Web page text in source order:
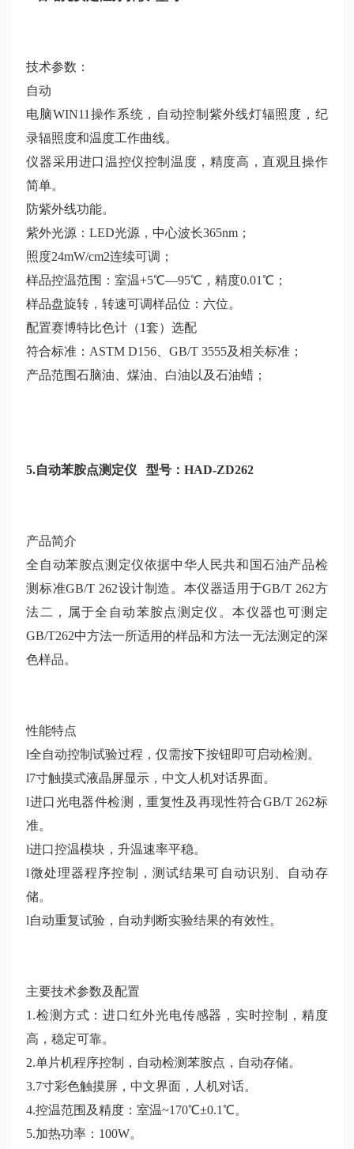
技术参数：
自动
电脑WIN11操作系统，自动控制紫外线灯辐照度，纪
录辐照度和温度工作曲线。
仪器采用进口温控仪控制温度，精度高，直观且操作
简单。
防紫外线功能。
紫外光源：LED光源，中心波长365nm；
照度24mW/cm2连续可调；
样品控温范围：室温+5℃—95℃，精度0.01℃；
样品盘旋转，转速可调样品位：六位。
配置赛博特比色计（1套）选配
符合标准：ASTM D156、GB/T 3555及相关标准；
产品范围石脑油、煤油、白油以及石油蜡；
5.自动苯胺点测定仪 型号：HAD-ZD262
产品简介
全自动苯胺点测定仪依据中华人民共和国石油产品检
测标准GB/T 262设计制造。本仪器适用于GB/T 262方
法二，属于全自动苯胺点测定仪。本仪器也可测定
GB/T262中方法一所适用的样品和方法一无法测定的深
色样品。
性能特点
l全自动控制试验过程，仅需按下按钮即可启动检测。
l7寸触摸式液晶屏显示，中文人机对话界面。
l进口光电器件检测，重复性及再现性符合GB/T 262标
准。
l进口控温模块，升温速率平稳。
l微处理器程序控制，测试结果可自动识别、自动存
储。
l自动重复试验，自动判断实验结果的有效性。
主要技术参数及配置
1.检测方式：进口红外光电传感器，实时控制，精度
高，稳定可靠。
2.单片机程序控制，自动检测苯胺点，自动存储。
3.7寸彩色触摸屏，中文界面，人机对话。
4.控温范围及精度：室温~170℃±0.1℃。
5.加热功率：100W。